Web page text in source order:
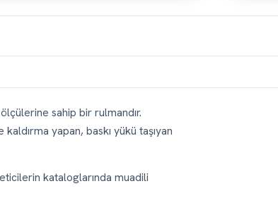
sahip bir rulmandır.
yapan, baskı yükü taşıyan
kataloglarında muadili